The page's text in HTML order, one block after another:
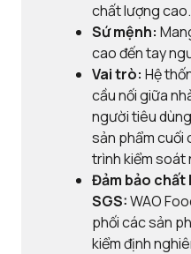
chất lượng cao.
Sứ mệnh:
cao đến tay
Vai trò: Hệ
cầu nối giữa
người tiêu
sản phẩm cuối
trình kiểm soát
Đảm bảo
SGS:WAO
phối các sản
kiểm định